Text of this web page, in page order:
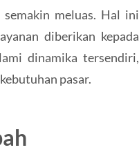
meluas. Hal ini
diberikan kepada
dinamika tersendiri,
pasar.